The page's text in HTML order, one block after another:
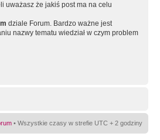
uważasz że jakiś post ma na celu
dziale Forum. Bardzo ważne jest
nazwy tematu wiedział w czym problem
• Wszystkie czasy w strefie UTC + 2 godziny